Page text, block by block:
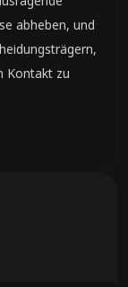
abheben, und
Kontakt zu